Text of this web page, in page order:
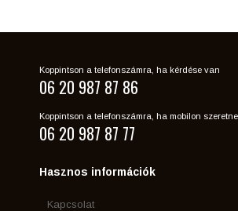
Koppintson a telefonszámra, ha kérdése van
06 20 987 87 86
Koppintson a telefonszámra, ha mobilon
06 20 987 87 77
Hasznos információk
Kapcsolat